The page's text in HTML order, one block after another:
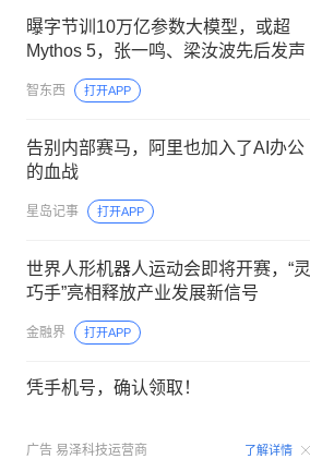
曝字节训10万亿参数大模型，或超
Mythos 5，张一鸣、梁汝波先后发声
智东西 打开APP
告别内部赛马，阿里也加入了AI办公
的血战
星岛记事 打开APP
世界人形机器人运动会即将开赛，“灵
巧手”亮相释放产业发展新信号
金融界 打开APP
凭手机号，确认领取！
广告 易泽科技运营商 了解详情